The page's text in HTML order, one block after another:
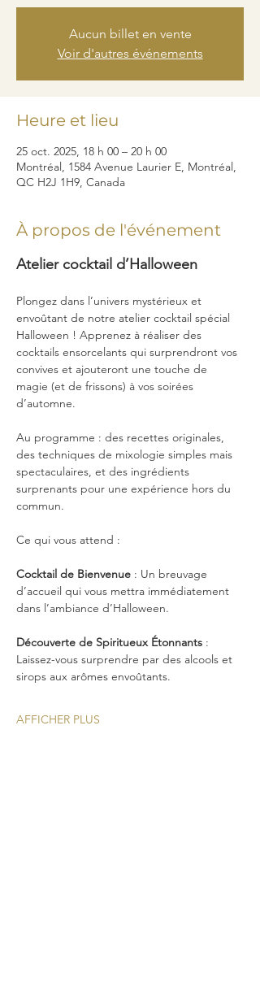
Aucun billet en vente
Voir d'autres événements
Heure et lieu
25 oct. 2025, 18 h 00 – 20 h 00
Montréal, 1584 Avenue Laurier E, Montréal,
QC H2J 1H9, Canada
À propos de l'événement
Atelier cocktail d’Halloween
Plongez dans l’univers mystérieux et
envoûtant de notre atelier cocktail spécial
Halloween ! Apprenez à réaliser des
cocktails ensorcelants qui surprendront vos
convives et ajouteront une touche de
magie (et de frissons) à vos soirées
d’automne.
Au programme : des recettes originales,
des techniques de mixologie simples mais
spectaculaires, et des ingrédients
surprenants pour une expérience hors du
commun.
Ce qui vous attend :
Cocktail de Bienvenue : Un breuvage
d’accueil qui vous mettra immédiatement
dans l’ambiance d’Halloween.
Découverte de Spiritueux Étonnants :
Laissez-vous surprendre par des alcools et
sirops aux arômes envoûtants.
AFFICHER PLUS